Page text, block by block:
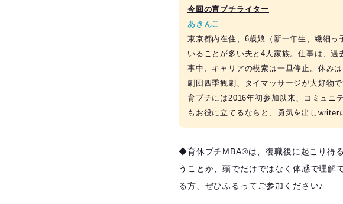
今回の育プチライター
あきんこ
東京都内在住、6歳娘（新一年生、繊細
いることが多い夫と4人家族。仕事は、
事中、キャリアの模索は一旦停止。休み
劇団四季観劇、タイマッサージが大好物で
育プチには2016年初参加以来、コミュニ
もお役に立てるならと、勇気を出しwriter
◆育休プチMBA®️は、復職後に起こり得
うことか、頭でだけではなく体感で理解
る方、ぜひふるってご参加ください♪